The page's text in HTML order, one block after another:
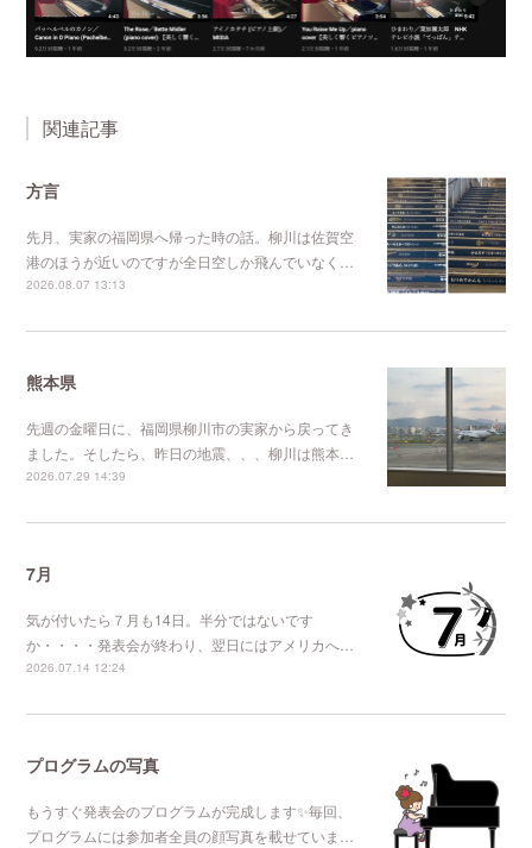
関連記事
方言
先月、実家の福岡県へ帰った時の話。柳川は佐賀空
港のほうが近いのですが全日空しか飛んでいなく…
2026.08.07 13:13
熊本県
先週の金曜日に、福岡県柳川市の実家から戻ってき
ました。そしたら、昨日の地震、、、柳川は熊本…
2026.07.29 14:39
7月
気が付いたら７月も14日。半分ではないです
か・・・・発表会が終わり、翌日にはアメリカへ…
2026.07.14 12:24
プログラムの写真
もうすぐ発表会のプログラムが完成します✨毎回、
プログラムには参加者全員の顔写真を載せていま…